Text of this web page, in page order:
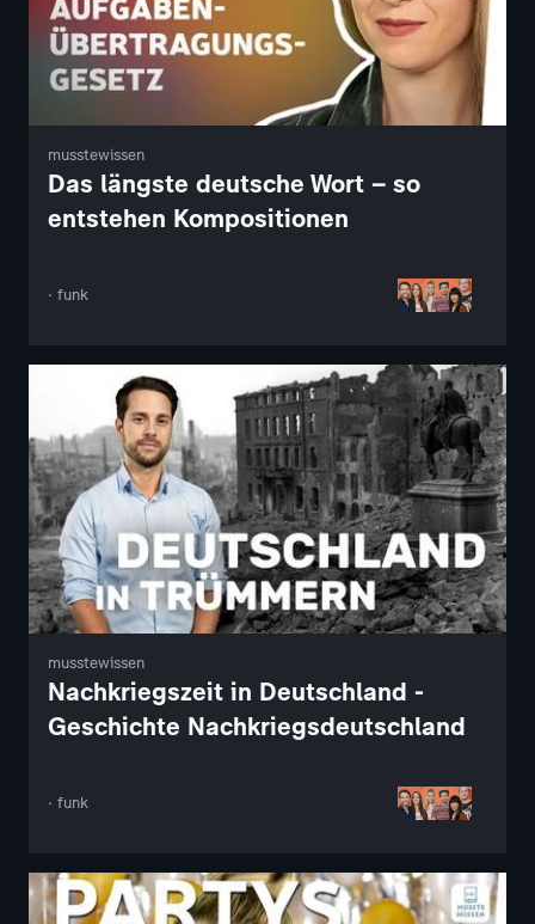
musstewissen
Das längste deutsche Wort – so
entstehen Kompositionen
· funk
musstewissen
Nachkriegszeit in Deutschland -
Geschichte Nachkriegsdeutschland
· funk